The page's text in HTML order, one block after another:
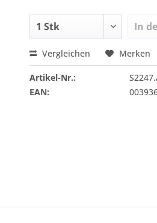
In
Vergleichen Merken
Artikel-Nr.:
EAN: